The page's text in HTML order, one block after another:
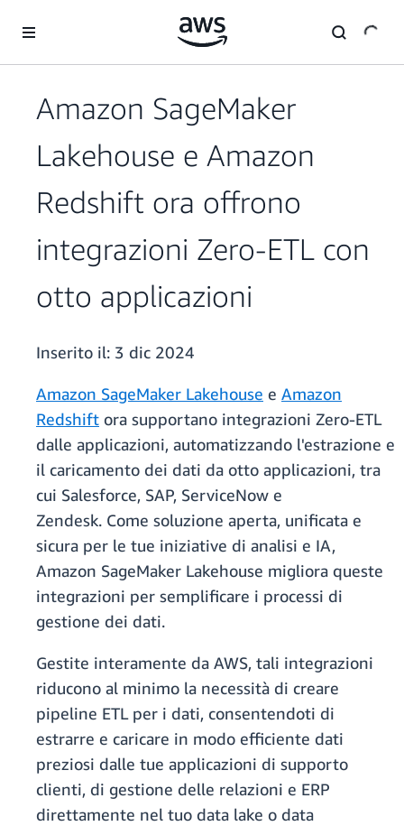
Amazon SageMaker
Lakehouse e Amazon
Redshift ora offrono
integrazioni Zero-ETL con
otto applicazioni
Inserito il: 3 dic 2024
Amazon SageMaker Lakehouse e Amazon
Redshift ora supportano integrazioni Zero-ETL
dalle applicazioni, automatizzando l'estrazione e
il caricamento dei dati da otto applicazioni, tra
cui Salesforce, SAP, ServiceNow e
Zendesk. Come soluzione aperta, unificata e
sicura per le tue iniziative di analisi e IA,
Amazon SageMaker Lakehouse migliora queste
integrazioni per semplificare i processi di
gestione dei dati.
Gestite interamente da AWS, tali integrazioni
riducono al minimo la necessità di creare
pipeline ETL per i dati, consentendoti di
estrarre e caricare in modo efficiente dati
preziosi dalle tue applicazioni di supporto
clienti, di gestione delle relazioni e ERP
direttamente nel tuo data lake o data